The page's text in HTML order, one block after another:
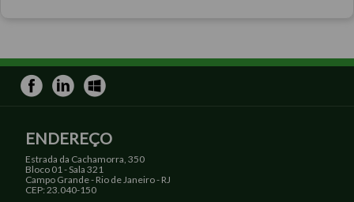
ENDEREÇO
Estrada da Cachamorra, 350
Bloco 01 - Sala 321
Campo Grande - Rio de Janeiro - RJ
CEP: 23.040-150